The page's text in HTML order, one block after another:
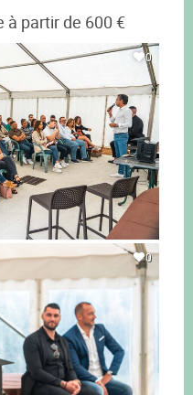
à partir de 600 €
0
0